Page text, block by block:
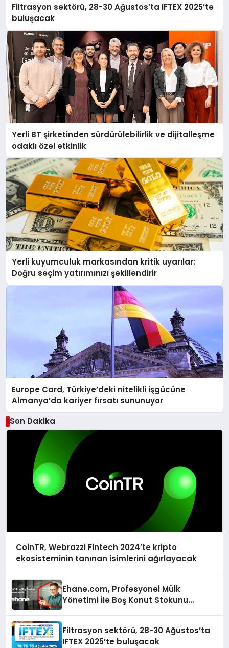
Filtrasyon sektörü, 28-30 Ağustos’ta IFTEX 2025’te
buluşacak
Yerli BT şirketinden sürdürülebilirlik ve dijitalleşme
odaklı özel etkinlik
Yerli kuyumculuk markasından kritik uyarılar:
Doğru seçim yatırımınızı şekillendirir
Europe Card, Türkiye’deki nitelikli işgücüne
Almanya’da kariyer fırsatı sununuyor
Son Dakika
CoinTR, Webrazzi Fintech 2024’te kripto
ekosisteminin tanınan isimlerini ağırlayacak
Ehane.com, Profesyonel Mülk
Yönetimi İle Boş Konut Stokunu
Filtrasyon sektörü, 28-30 Ağustos’ta
IFTEX 2025’te buluşacak